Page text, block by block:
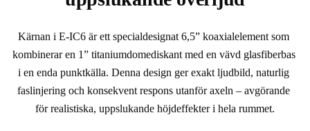
Kärnan i E-IC6 är ett specialdesignat 6,5” koaxialelement som
kombinerar en 1” titaniumdomediskant med en vävd glasfiberbas
i en enda punktkälla. Denna design ger exakt ljudbild, naturlig
faslinjering och konsekvent respons utanför axeln – avgörande
för realistiska, uppslukande höjdeffekter i hela rummet.